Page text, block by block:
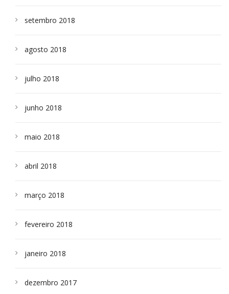
setembro 2018
agosto 2018
julho 2018
junho 2018
maio 2018
abril 2018
março 2018
fevereiro 2018
janeiro 2018
dezembro 2017